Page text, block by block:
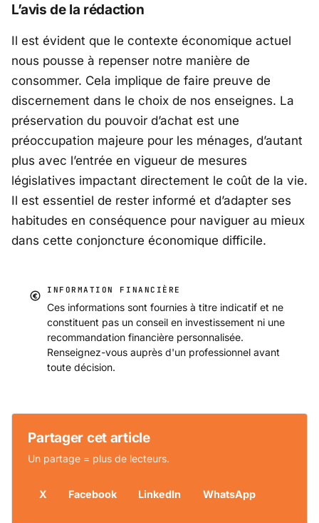
L’avis de la rédaction
Il est évident que le contexte économique actuel
nous pousse à repenser notre manière de
consommer. Cela implique de faire preuve de
discernement dans le choix de nos enseignes. La
préservation du pouvoir d’achat est une
préoccupation majeure pour les ménages, d’autant
plus avec l’entrée en vigueur de mesures
législatives impactant directement le coût de la vie.
Il est essentiel de rester informé et d’adapter ses
habitudes en conséquence pour naviguer au mieux
dans cette conjoncture économique difficile.
INFORMATION FINANCIÈRE
Ces informations sont fournies à titre indicatif et ne
constituent pas un conseil en investissement ni une
recommandation financière personnalisée.
Renseignez-vous auprès d'un professionnel avant
toute décision.
Partager cet article
Un partage = plus de lecteurs.
X Facebook LinkedIn WhatsApp